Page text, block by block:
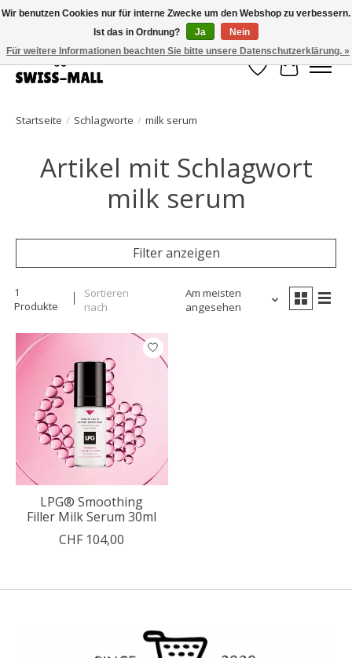
Kostenloser Versand ab CHF 250 – pünktlich und zuverlässig geliefert
Wunschzettel
Ihr
Startseite / Schlagworte / milk serum
Artikel mit Schlagwort
milk serum
Filter anzeigen
1
Produkte
Sortieren
nach
Am meisten
angesehen
LPG® Smoothing
Filler Milk Serum 30ml
CHF 104,00
Wir benutzen Cookies nur für interne Zwecke um den Webshop zu verbessern.
Ist das in Ordnung?
Ja
Nein
Für weitere Informationen beachten Sie bitte unsere Datenschutzerklärung. »